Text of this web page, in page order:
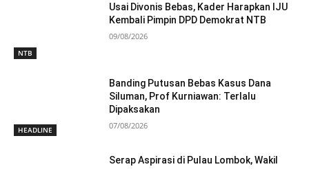
NTB
Usai Divonis Bebas, Kader Harapkan IJU
Kembali Pimpin DPD Demokrat NTB
09/08/2026
HEADLINE
Banding Putusan Bebas Kasus Dana
Siluman, Prof Kurniawan: Terlalu
Dipaksakan
07/08/2026
Serap Aspirasi di Pulau Lombok, Wakil